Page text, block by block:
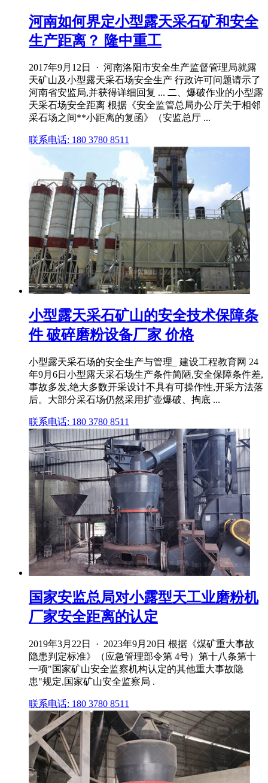
河南如何界定小型露天采石矿和安全
生产距离？ 隆中重工
2017年9月12日 · 河南洛阳市安全生产监督管理局就露
天矿山及小型露天采石场安全生产 行政许可问题请示了
河南省安监局,并获得详细回复 ... 二、爆破作业的小型露
天采石场安全距离 根据《安全监管总局办公厅关于相邻
采石场之间**小距离的复函》（安监总厅 ...
联系电话: 180 3780 8511
小型露天采石矿山的安全技术保障条
件 破碎磨粉设备厂家 价格
小型露天采石场的安全生产与管理_ 建设工程教育网 24
年9月6日小型露天采石场生产条件简陋,安全保障条件差,
事故多发,绝大多数开采设计不具有可操作性,开采方法落
后。大部分采石场仍然采用扩壶爆破、掏底 ...
联系电话: 180 3780 8511
国家安监总局对小露型天工业磨粉机
厂家安全距离的认定
2019年3月22日 · 2023年9月20日 根据《煤矿重大事故
隐患判定标准》（应急管理部令第 4号）第十八条第十
一项"国家矿山安全监察机构认定的其他重大事故隐
患"规定,国家矿山安全监察局 .
联系电话: 180 3780 8511